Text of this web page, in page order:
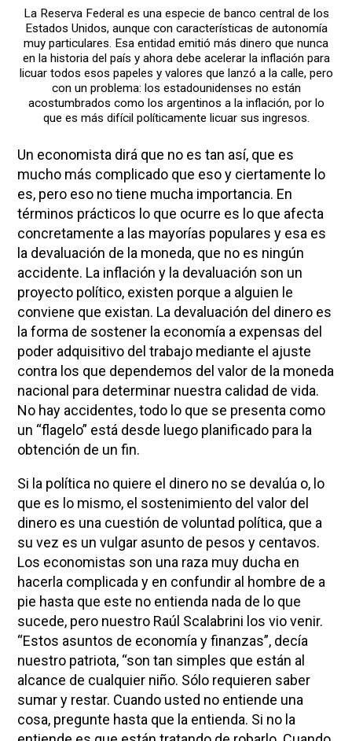
La Reserva Federal es una especie de banco central de los
Estados Unidos, aunque con características de autonomía
muy particulares. Esa entidad emitió más dinero que nunca
en la historia del país y ahora debe acelerar la inflación para
licuar todos esos papeles y valores que lanzó a la calle, pero
con un problema: los estadounidenses no están
acostumbrados como los argentinos a la inflación, por lo
que es más difícil políticamente licuar sus ingresos.
Un economista dirá que no es tan así, que es
mucho más complicado que eso y ciertamente lo
es, pero eso no tiene mucha importancia. En
términos prácticos lo que ocurre es lo que afecta
concretamente a las mayorías populares y esa es
la devaluación de la moneda, que no es ningún
accidente. La inflación y la devaluación son un
proyecto político, existen porque a alguien le
conviene que existan. La devaluación del dinero es
la forma de sostener la economía a expensas del
poder adquisitivo del trabajo mediante el ajuste
contra los que dependemos del valor de la moneda
nacional para determinar nuestra calidad de vida.
No hay accidentes, todo lo que se presenta como
un “flagelo” está desde luego planificado para la
obtención de un fin.
Si la política no quiere el dinero no se devalúa o, lo
que es lo mismo, el sostenimiento del valor del
dinero es una cuestión de voluntad política, que a
su vez es un vulgar asunto de pesos y centavos.
Los economistas son una raza muy ducha en
hacerla complicada y en confundir al hombre de a
pie hasta que este no entienda nada de lo que
sucede, pero nuestro Raúl Scalabrini los vio venir.
“Estos asuntos de economía y finanzas”, decía
nuestro patriota, “son tan simples que están al
alcance de cualquier niño. Sólo requieren saber
sumar y restar. Cuando usted no entiende una
cosa, pregunte hasta que la entienda. Si no la